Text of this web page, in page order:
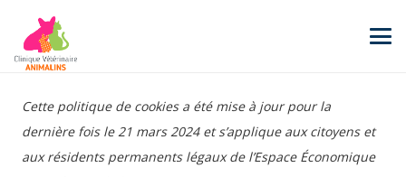
Cette politique de cookies a été mise à jour pour la
dernière fois le 21 mars 2024 et s’applique aux citoyens et
aux résidents permanents légaux de l’Espace Économique